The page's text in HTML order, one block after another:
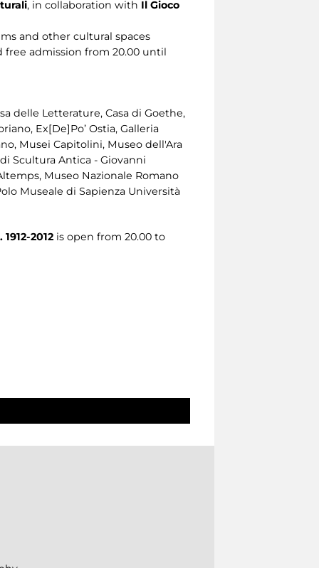
, in collaboration with Il Gioco
and other cultural spaces
admission from 20.00 until
delle Letterature, Casa di Goethe,
Ex[De]Po’ Ostia, Galleria
Musei Capitolini, Museo dell'Ara
Scultura Antica - Giovanni
Museo Nazionale Romano
Museale di Sapienza Università
2012 is open from 20.00 to